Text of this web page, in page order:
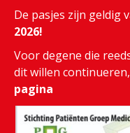
De pasjes zijn geldig
2026!
Voor degene die
dit willen
pagina